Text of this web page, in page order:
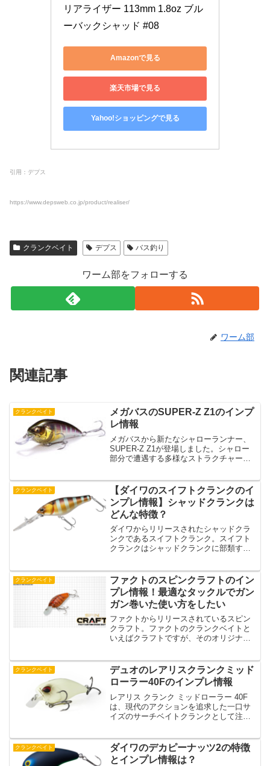
リアライザー 113mm 1.8oz ブル
ーバックシャッド #08
Amazonで見る
楽天市場で見る
Yahoo!ショッピングで見る
引用：デプス
https://www.depsweb.co.jp/product/realiser/
クランクベイト デプス バス釣り
ワーム部をフォローする
ワーム部
関連記事
クランクベイト
メガバスのSUPER-Z Z1のインプ
レ情報
メガバスから新たなシャローランナー、
SUPER-Z Z1が登場しました。シャロー
部分で遭遇する多様なストラクチャーや
します。この方法は、魚が食事を控える
厳寒期や早春、ま...
クランクベイト
【ダイワのスイフトクランクのイ
ンプレ情報】シャッドクランクは
どんな特徴？
ダイワからリリースされたシャッドクラ
ンクであるスイフトクランク。スイフト
クランクはシャッドクランクに部類する
シャッドじゃちょっとアピール力が弱い
けどクランクにするとちょ...
クランクベイト
ファクトのスピンクラフトのイン
プレ情報！最適なタックルでガン
ガン巻いた使い方をしたい
ファクトからリリースされているスピン
クラフト。ファクトのクランクベイトと
いえばクラフトですが、そのオリジナル
クラフトは名前のとおり、スピニングタ
ックルで扱いたいマイクロ...
クランクベイト
デュオのレアリスクランクミッド
ローラー40Fのインプレ情報
レアリス クランク ミッドローラー 40F
は、現代のアクションを追求した一口サ
イズのサーチベイトクランクとして注目
シャーフィールドにおいて、柔らかく繊
細なローリン...
クランクベイト
ダイワのデカピーナッツ2の特徴
とインプレ情報は？